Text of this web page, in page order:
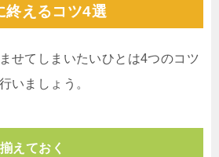
えるコツ4選
せてしまいたいひとは4つのコツ
いましょう。
えておく